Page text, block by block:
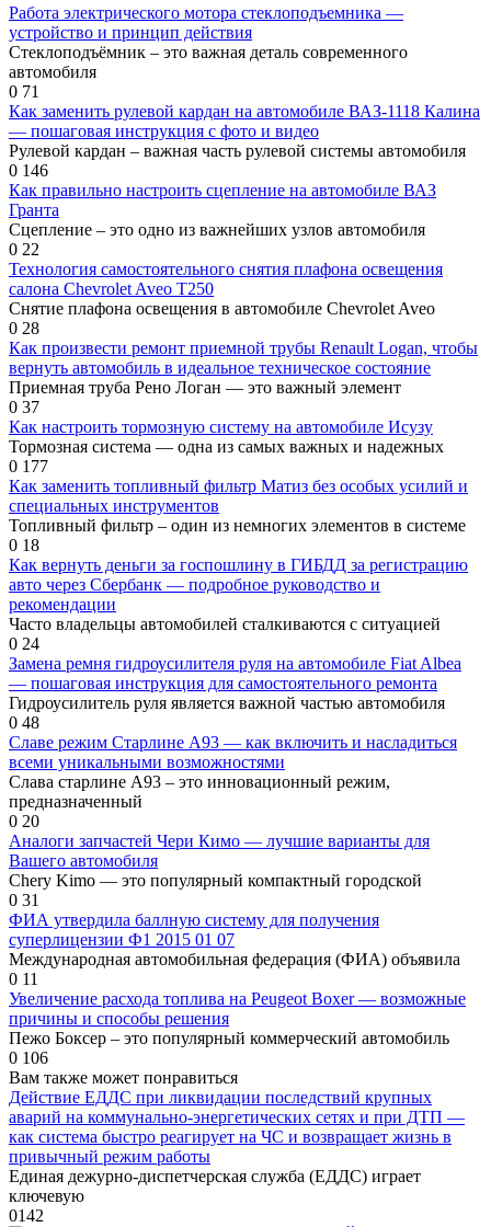
Работа электрического мотора стеклоподъемника —
устройство и принцип действия
Стеклоподъёмник – это важная деталь современного
автомобиля
0 71
Как заменить рулевой кардан на автомобиле ВАЗ-1118 Калина
— пошаговая инструкция с фото и видео
Рулевой кардан – важная часть рулевой системы автомобиля
0 146
Как правильно настроить сцепление на автомобиле ВАЗ
Гранта
Сцепление – это одно из важнейших узлов автомобиля
0 22
Технология самостоятельного снятия плафона освещения
салона Chevrolet Aveo T250
Снятие плафона освещения в автомобиле Chevrolet Aveo
0 28
Как произвести ремонт приемной трубы Renault Logan, чтобы
вернуть автомобиль в идеальное техническое состояние
Приемная труба Рено Логан — это важный элемент
0 37
Как настроить тормозную систему на автомобиле Исузу
Тормозная система — одна из самых важных и надежных
0 177
Как заменить топливный фильтр Матиз без особых усилий и
специальных инструментов
Топливный фильтр – один из немногих элементов в системе
0 18
Как вернуть деньги за госпошлину в ГИБДД за регистрацию
авто через Сбербанк — подробное руководство и
рекомендации
Часто владельцы автомобилей сталкиваются с ситуацией
0 24
Замена ремня гидроусилителя руля на автомобиле Fiat Albea
— пошаговая инструкция для самостоятельного ремонта
Гидроусилитель руля является важной частью автомобиля
0 48
Славе режим Старлине А93 — как включить и насладиться
всеми уникальными возможностями
Слава старлине А93 – это инновационный режим,
предназначенный
0 20
Аналоги запчастей Чери Кимо — лучшие варианты для
Вашего автомобиля
Chery Kimo — это популярный компактный городской
0 31
ФИА утвердила баллную систему для получения
суперлицензии Ф1 2015 01 07
Международная автомобильная федерация (ФИА) объявила
0 11
Увеличение расхода топлива на Peugeot Boxer — возможные
причины и способы решения
Пежо Боксер – это популярный коммерческий автомобиль
0 106
Вам также может понравиться
Действие ЕДДС при ликвидации последствий крупных
аварий на коммунально-энергетических сетях и при ДТП —
как система быстро реагирует на ЧС и возвращает жизнь в
привычный режим работы
Единая дежурно-диспетчерская служба (ЕДДС) играет
ключевую
0142